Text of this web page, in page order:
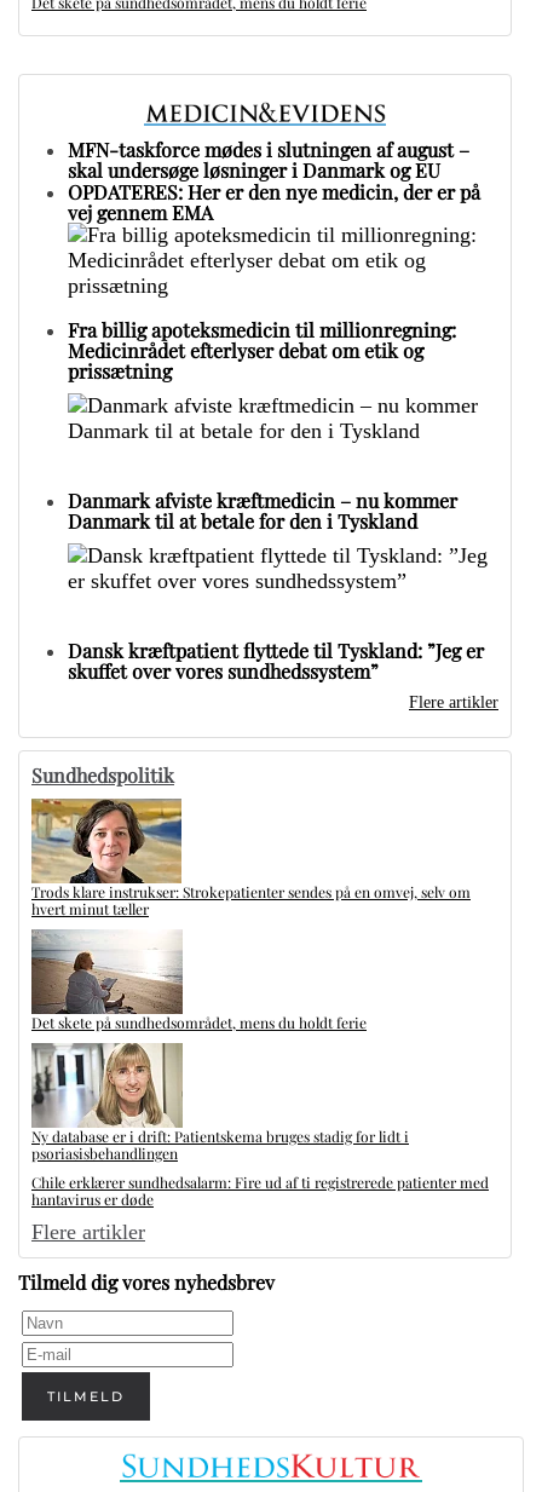
MFN-taskforce mødes i slutningen af august –
skal undersøge løsninger i Danmark og EU
OPDATERES: Her er den nye medicin, der er på
vej gennem EMA
Fra billig apoteksmedicin til millionregning:
Medicinrådet efterlyser debat om etik og
prissætning
Danmark afviste kræftmedicin – nu kommer
Danmark til at betale for den i Tyskland
Dansk kræftpatient flyttede til Tyskland: ”Jeg er
skuffet over vores sundhedssystem”
Flere artikler
Sundhedspolitik
Trods klare instrukser: Strokepatienter sendes på en omvej, selv om
hvert minut tæller
Det skete på sundhedsområdet, mens du holdt ferie
Ny database er i drift: Patientskema bruges stadig for lidt i
psoriasisbehandlingen
Chile erklærer sundhedsalarm: Fire ud af ti registrerede patienter med
hantavirus er døde
Flere artikler
Tilmeld dig vores nyhedsbrev
TILMELD